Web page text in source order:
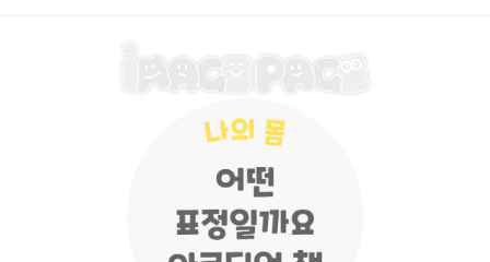
태그 : 어떤표정일까요아코디언책, 나의감정, 감정, 표정, 감정활동, 감정표정, 감정표현,
추가 설명 : 해당 상품에 대한 상세 정보는 이미지로 제공됩니다.